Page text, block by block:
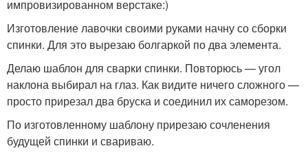
импровизированном верстаке:)
Изготовление лавочки своими руками начну со сборки
спинки. Для это вырезаю болгаркой по два элемента.
Делаю шаблон для сварки спинки. Повторюсь — угол
наклона выбирал на глаз. Как видите ничего сложного —
просто прирезал два бруска и соединил их саморезом.
По изготовленному шаблону прирезаю сочленения
будущей спинки и свариваю.